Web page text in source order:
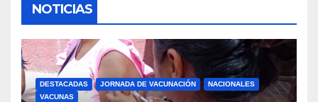
NOTICIAS
DESTACADAS JORNADA DE VACUNACIÓN
NACIONALES
VACUNAS